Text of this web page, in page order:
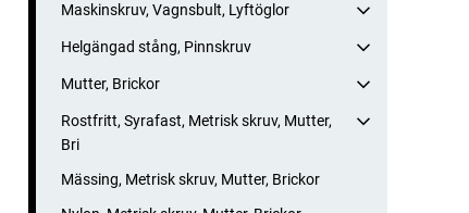
Maskinskruv, Vagnsbult, Lyftöglor
Helgängad stång, Pinnskruv
Mutter, Brickor
Rostfritt, Syrafast, Metrisk skruv, Mutter,
Bri
Mässing, Metrisk skruv, Mutter, Brickor